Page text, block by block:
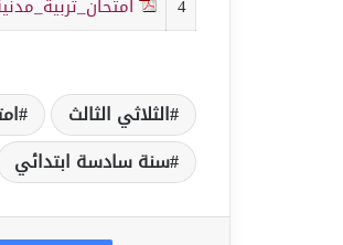
4
الثلاثي الثالث
سنة سادسة ابتدائي